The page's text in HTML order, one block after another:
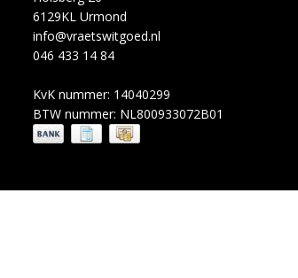
6129KL Urmond
info@vraetswitgoed.nl
046 433 14 84
KvK nummer: 14040299
BTW nummer: NL800933072B01